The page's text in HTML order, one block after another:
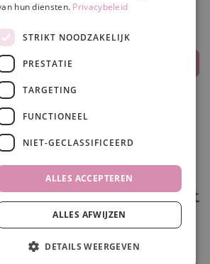
In winkelwagen
0
promotie of korting
hun diensten. Privacybeleid
STRIKT NOODZAKELIJK
PRESTATIE
TARGETING
FUNCTIONEEL
NIET-GECLASSIFICEERD
ALLES ACCEPTEREN
ALLES AFWIJZEN
DETAILS WEERGEVEN